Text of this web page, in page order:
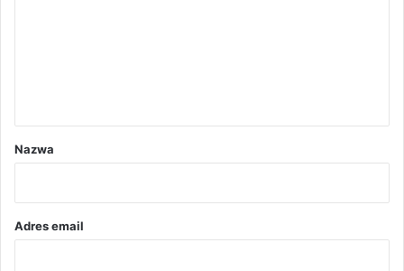
rNazwa
Adres email